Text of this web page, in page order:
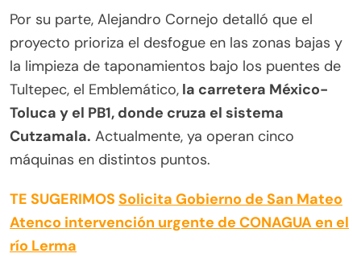
Por su parte, Alejandro Cornejo detalló que el
proyecto prioriza el desfogue en las zonas bajas y
la limpieza de taponamientos bajo los puentes de
Tultepec, el Emblemático, la carretera México-
Toluca y el PB1, donde cruza el sistema
Cutzamala. Actualmente, ya operan cinco
máquinas en distintos puntos.
TE SUGERIMOS Solicita Gobierno de San Mateo
Atenco intervención urgente de CONAGUA en el
río Lerma